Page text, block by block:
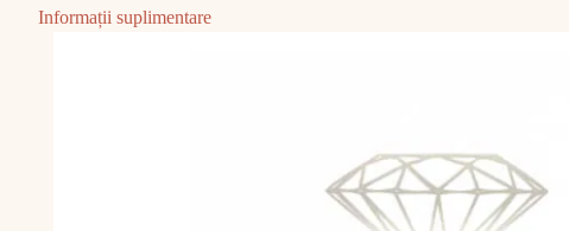
Informații suplimentare